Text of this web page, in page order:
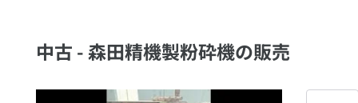
中古 - 森田精機製粉砕機の販売